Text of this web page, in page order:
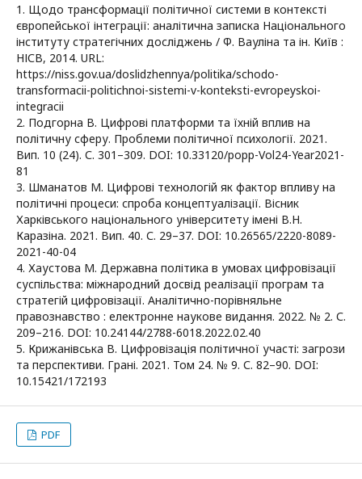
1. Щодо трансформації політичної системи в контексті
європейської інтеграції: аналітична записка Національного
інституту стратегічних досліджень / Ф. Вауліна та ін. Київ :
НІСВ, 2014. URL:
https://niss.gov.ua/doslidzhennya/politika/schodo-
transformacii-politichnoi-sistemi-v-konteksti-evropeyskoi-
integracii
2. Подгорна В. Цифрові платформи та їхній вплив на
політичну сферу. Проблеми політичної психології. 2021.
Вип. 10 (24). С. 301–309. DOI: 10.33120/popp-Vol24-Year2021-
81
3. Шманатов М. Цифрові технологій як фактор впливу на
політичні процеси: спроба концептуалізації. Вісник
Харківського національного університету імені В.Н.
Каразіна. 2021. Вип. 40. С. 29–37. DOI: 10.26565/2220-8089-
2021-40-04
4. Хаустова М. Державна політика в умовах цифровізації
суспільства: міжнародний досвід реалізації програм та
стратегій цифровізації. Аналітично-порівняльне
правознавство : електронне наукове видання. 2022. № 2. С.
209–216. DOI: 10.24144/2788-6018.2022.02.40
5. Крижанівська В. Цифровізація політичної участі: загрози
та перспективи. Грані. 2021. Том 24. № 9. С. 82–90. DOI:
10.15421/172193
PDF